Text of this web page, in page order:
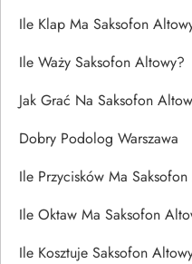
Ile Klap Ma Saksofon
Ile Waży Saksofon Altowy?
Jak Grać Na Saksofon
Dobry Podolog Warszawa
Ile Przycisków Ma
Ile Oktaw Ma Saksofon
Ile Kosztuje Saksofon